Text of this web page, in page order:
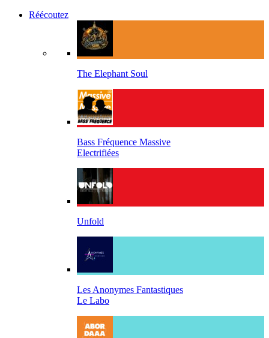
Réécoutez
The Elephant Soul
Bass Fréquence Massive
Electrifiées
Unfold
Les Anonymes Fantastiques
Le Labo